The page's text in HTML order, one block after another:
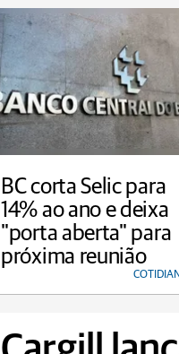
BC corta Selic para
14% ao ano e deixa
"porta aberta" para
próxima reunião